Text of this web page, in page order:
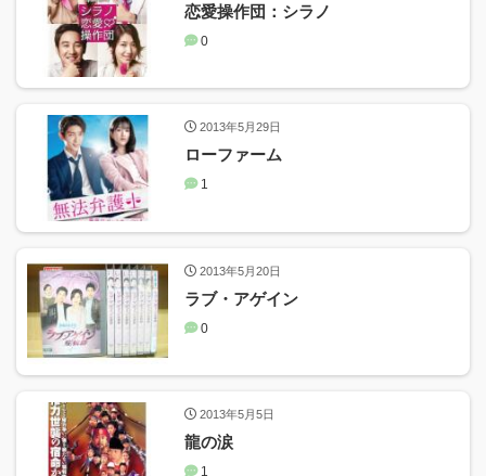
恋愛操作団：シラノ
0
2013年5月29日
ローファーム
1
2013年5月20日
ラブ・アゲイン
0
2013年5月5日
龍の涙
1